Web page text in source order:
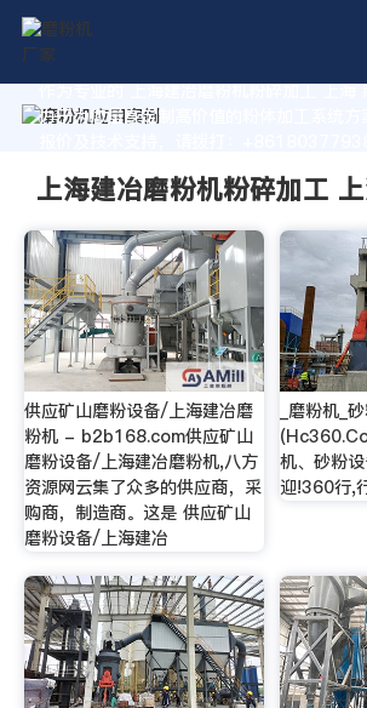
作为专业的 上海建冶磨粉机粉碎加工 上海
力于为您量身定制高价值的粉体加工系统方
上海建冶磨粉机粉碎加工
供应矿山磨粉设备/上海建冶磨
粉机 - b2b168.com供应矿山
磨粉设备/上海建冶磨粉机,八方
资源网云集了众多的供应商，采
购商，制造商。这是 供应矿山
磨粉设备/上海建冶
_磨粉机_
机、砂粉
迎!360行,